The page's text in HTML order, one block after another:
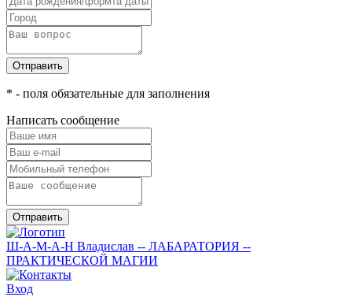
Отправить
* - поля обязательные для заполнения
Написать сообщение
Отправить
Ш-А-М-А-Н Владислав -- ЛАБАРАТОРИЯ --
ПРАКТИЧЕСКОЙ МАГИИ
Вход